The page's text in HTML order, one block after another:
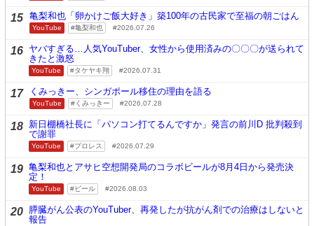
15 亀梨和也「卵かけご飯大好き」築100年の古民家で至福の朝ごはん
YouTube 亀梨和也 2026.07.26
16 ヤバすぎる…人気YouTuber、女性から使用済みの〇〇〇が送られて
きたと激怒
YouTube タケヤキ翔 2026.07.31
17 くみっきー、シンガポール移住の理由を語る
YouTube くみっきー 2026.07.28
18 新日棚橋社長に「パソコン打てるんですか」発言の前川D 批判殺到
で謝罪
YouTube プロレス 2026.07.29
19 亀梨和也とアサヒ空想開発局のコラボビールが8月4日から発売決
定！
YouTube ビール 2026.08.03
20 膵臓がん公表のYouTuber、再発したが抗がん剤での治療はしないと
報告